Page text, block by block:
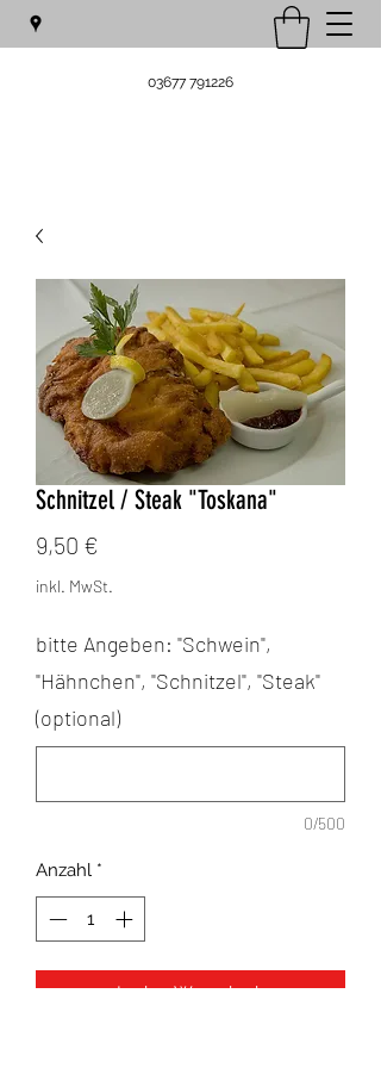
03677 791226
Schnitzel / Steak "Toskana"
9,50 €
inkl. MwSt.
bitte Angeben: "Schwein",
"Hähnchen", "Schnitzel", "Steak"
(optional)
0/500
Anzahl *
In den Warenkorb